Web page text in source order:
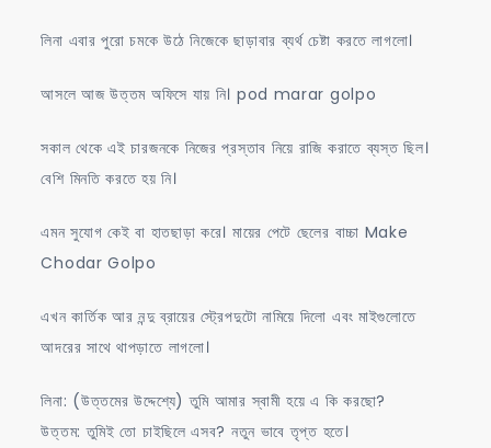
লিনা এবার পুরো চমকে উঠে নিজেকে ছাড়াবার ব্যর্থ চেষ্টা করতে লাগলো।
আসলে আজ উত্তম অফিসে যায় নি। pod marar golpo
সকাল থেকে এই চারজনকে নিজের প্রস্তাব নিয়ে রাজি করাতে ব্যস্ত ছিল।
বেশি মিনতি করতে হয় নি।
এমন সুযোগ কেই বা হাতছাড়া করে। মায়ের পেটে ছেলের বাচ্চা Make
Chodar Golpo
এখন কার্তিক আর নন্দু ব্রায়ের স্ট্রেপদুটো নামিয়ে দিলো এবং মাইগুলোতে
আদরের সাথে থাপড়াতে লাগলো।
লিনা: (উত্তমের উদ্দেশ্যে) তুমি আমার স্বামী হয়ে এ কি করছো?
উত্তম: তুমিই তো চাইছিলে এসব? নতুন ভাবে তৃপ্ত হতে।